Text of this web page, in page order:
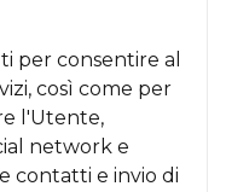
per consentire al
così come per
l'Utente,
network e
contatti e invio di